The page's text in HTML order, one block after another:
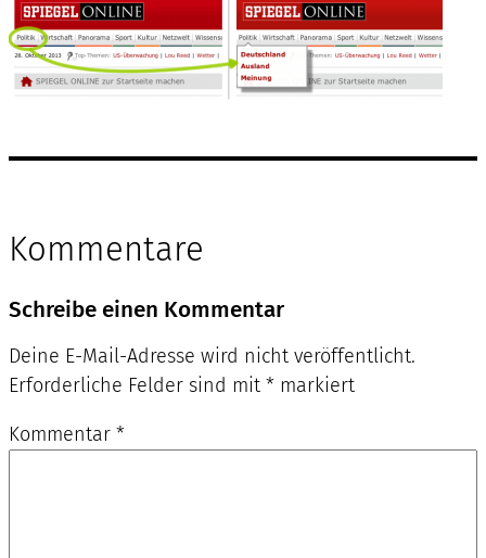
Kommentare
Schreibe einen Kommentar
Deine E-Mail-Adresse wird nicht veröffentlicht.
Erforderliche Felder sind mit * markiert
Kommentar *